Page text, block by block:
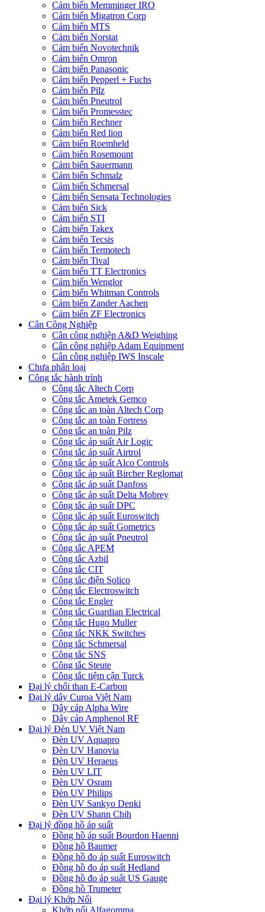
Cảm biến Memminger IRO
Cảm biến Migatron Corp
Cảm biến MTS
Cảm biến Norstat
Cảm biến Novotechnik
Cảm biến Omron
Cảm biến Panasonic
Cảm biến Pepperl + Fuchs
Cảm biến Pilz
Cảm biến Pneutrol
Cảm biến Promesstec
Cảm biến Rechner
Cảm biến Red lion
Cảm biến Roemheld
Cảm biến Rosemount
Cảm biến Sauermann
Cảm biến Schmalz
Cảm biến Schmersal
Cảm biến Sensata Technologies
Cảm biến Sick
Cảm biến STI
Cảm biến Takex
Cảm biến Tecsis
Cảm biến Termotech
Cảm biến Tival
Cảm biến TT Electronics
Cảm biến Wenglor
Cảm biến Whitman Controls
Cảm biến Zander Aachen
Cảm biến ZF Electronics
Cân Công Nghiệp
Cân công nghiệp A&D Weighing
Cân công nghiệp Adam Equipment
Cân công nghiệp IWS Inscale
Chưa phân loại
Công tắc hành trình
Công tắc Altech Corp
Công tắc Ametek Gemco
Công tắc an toàn Altech Corp
Công tắc an toàn Fortress
Công tắc an toàn Pilz
Công tắc áp suất Air Logic
Công tắc áp suất Airtrol
Công tắc áp suất Alco Controls
Công tắc áp suất Bircher Reglomat
Công tắc áp suất Danfoss
Công tắc áp suất Delta Mobrey
Công tắc áp suất DPC
Công tắc áp suất Euroswitch
Công tắc áp suất Gometrics
Công tắc áp suất Pneutrol
Công tắc APEM
Công tắc Azbil
Công tắc CIT
Công tắc điện Solico
Công tắc Electroswitch
Công tắc Engler
Công tắc Guardian Electrical
Công tắc Hugo Muller
Công tắc NKK Switches
Công tắc Schmersal
Công tắc SNS
Công tắc Steute
Công tắc tiệm cận Turck
Đại lý chổi than E-Carbon
Đại lý dây Curoa Việt Nam
Dây cáp Alpha Wire
Dây cáp Amphenol RF
Đại lý Đèn UV Việt Nam
Đèn UV Aquapro
Đèn UV Hanovia
Đèn UV Heraeus
Đèn UV LIT
Đèn UV Osram
Đèn UV Philips
Đèn UV Sankyo Denki
Đèn UV Shann Chih
Đại lý đồng hồ áp suất
Đồng hồ áp suất Bourdon Haenni
Đồng hồ Baumer
Đồng hồ đo áp suất Euroswitch
Đồng hồ đo áp suất Hedland
Đồng hồ đo áp suất US Gauge
Đồng hồ Trumeter
Đại lý Khớp Nối
Khớp nối Alfagomma